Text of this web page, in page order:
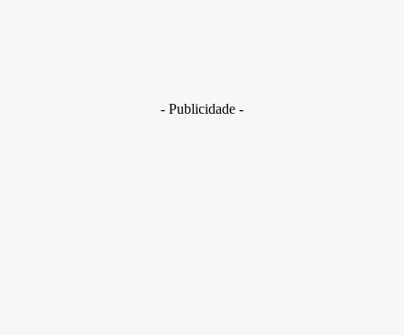
- Publicidade -